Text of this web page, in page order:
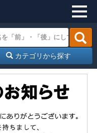
カテゴリから探す